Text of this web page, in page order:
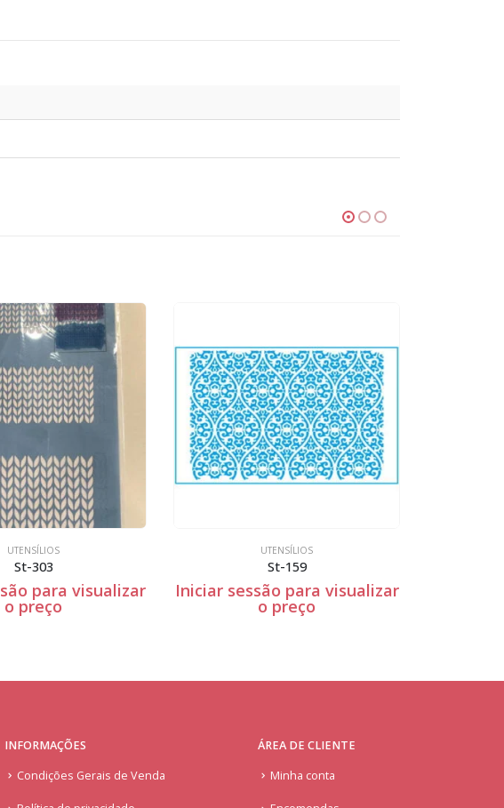
Iniciar sessão para visualizar Iniciar sessão para
INFORMAÇÕES
Condições Gerais de Venda
ÁREA DE CLIENTE
Minha conta